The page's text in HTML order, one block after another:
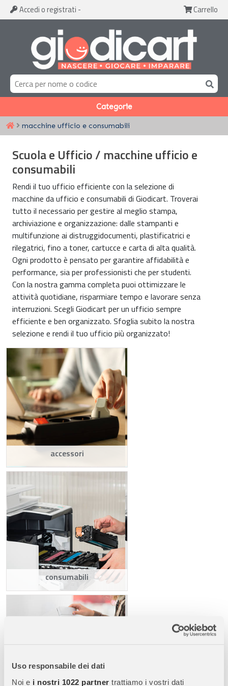
Uso responsabile dei dati
Noi e i nostri 1022 partner trattiamo i vostri dati
Accedi o registrati - Carrello
Categorie
macchine ufficio e consumabili
Scuola e Ufficio / macchine ufficio e
consumabili
Rendi il tuo ufficio efficiente con la selezione di
macchine da ufficio e consumabili di Giodicart. Troverai
tutto il necessario per gestire al meglio stampa,
archiviazione e organizzazione: dalle stampanti e
multifunzione ai distruggidocumenti, plastificatrici e
rilegatrici, fino a toner, cartucce e carta di alta qualità.
Ogni prodotto è pensato per garantire affidabilità e
performance, sia per professionisti che per studenti.
Con la nostra gamma completa puoi ottimizzare le
attività quotidiane, risparmiare tempo e lavorare senza
interruzioni. Scegli Giodicart per un ufficio sempre
efficiente e ben organizzato. Sfoglia subito la nostra
selezione e rendi il tuo ufficio più organizzato!
accessori
consumabili